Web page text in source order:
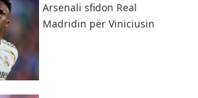
​Arsenali sfidon Real
Madridin për Viniciusin